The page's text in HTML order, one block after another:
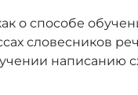
о способе
словесников
написанию